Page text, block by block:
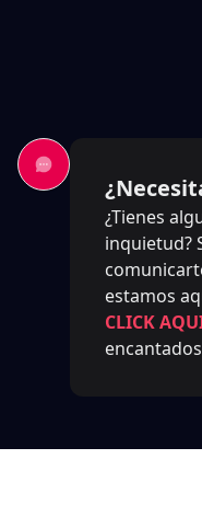
¿Tienes
inquietud?
estamos
CLICK